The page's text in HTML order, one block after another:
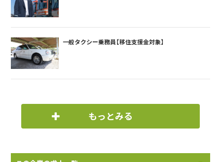
一般タクシー乗務員【移住支援金対象】
もっとみる